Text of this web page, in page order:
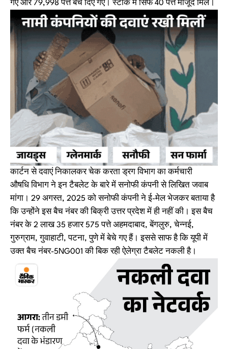
गए और 79,998 पत्ते बेच दिए गए। स्टॉक में सिर्फ 40 पत्ते मौजूद मिले।
कार्टन से दवाएं निकालकर चेक करता ड्रग विभाग का कर्मचारी
औषधि विभाग ने इन टैबलेट के बारे में सनोफी कंपनी से लिखित जवाब
मांगा। 29 अगस्त, 2025 को सनोफी कंपनी ने ई-मेल भेजकर बताया है
कि उन्होंने इस बैच नंबर की बिक्री उत्तर प्रदेश में ही नहीं की। इस बैच
नंबर के 2 लाख 35 हजार 575 पत्ते अहमदाबाद, बेंगलुरु, चेन्नई,
गुरुग्राम, गुवाहाटी, पटना, पुणे में बेचे गए हैं। इससे साफ है कि यूपी में
उक्त बैच नंबर-5NG001 की बिक रही ऐलेग्रा टैबलेट नकली है।